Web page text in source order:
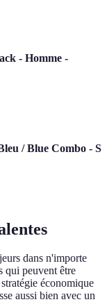
- Homme -
/ Blue Combo - S
dans n'importe
qui peuvent être
économique
aussi bien avec un